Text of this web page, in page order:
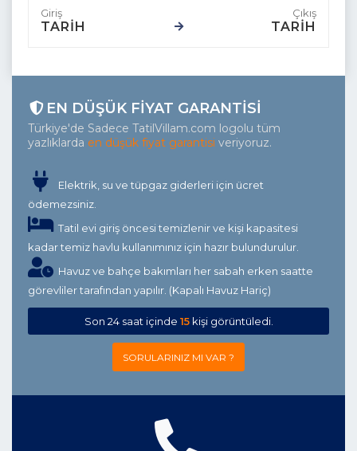
TARİH TARİH
EN DÜŞÜK FIYAT GARANTISI
Türkiye'de Sadece TatilVillam.com logolu tüm
yazlıklarda en düşük fiyat garantisi veriyoruz.
Elektrik, su ve tüpgaz giderleri için ücret
ödemezsiniz.
Tatil evi giriş öncesi temizlenir ve kişi kapasitesi
kadar temiz havlu kullanımınız için hazır bulundurulur.
Havuz ve bahçe bakımları her sabah erken saatte
görevliler tarafından yapılır. (Kapalı Havuz Hariç)
Son 24 saat içinde 15kişi görüntüledi.
SORULARINIZ MI VAR ?